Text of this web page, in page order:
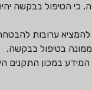
כי הטיפול בבקשה
בטיפול בבקשה.
המידע במכון התקנים